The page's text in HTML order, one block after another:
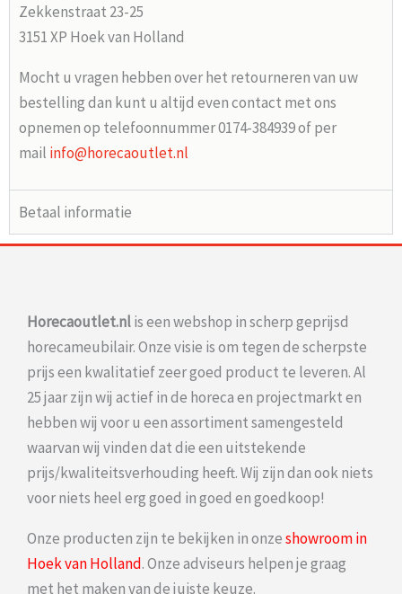
Zekkenstraat 23-25
3151 XP Hoek van Holland
Mocht u vragen hebben over het retourneren van uw
bestelling dan kunt u altijd even contact met ons
opnemen op telefoonnummer 0174-384939 of per
mail info@horecaoutlet.nl
Betaal informatie
Horecaoutlet.nlis een webshop in scherp geprijsd
horecameubilair. Onze visie is om tegen de scherpste
prijs een kwalitatief zeer goed product te leveren. Al
25 jaar zijn wij actief in de horeca en projectmarkt en
hebben wij voor u een assortiment samengesteld
waarvan wij vinden dat die een uitstekende
prijs/kwaliteitsverhouding heeft. Wij zijn dan ook niets
voor niets heel erg goed in goed en goedkoop!
Onze producten zijn te bekijken in onzeshowroom in
Hoek van Holland. Onze adviseurs helpen je graag
met het maken van de juiste keuze.